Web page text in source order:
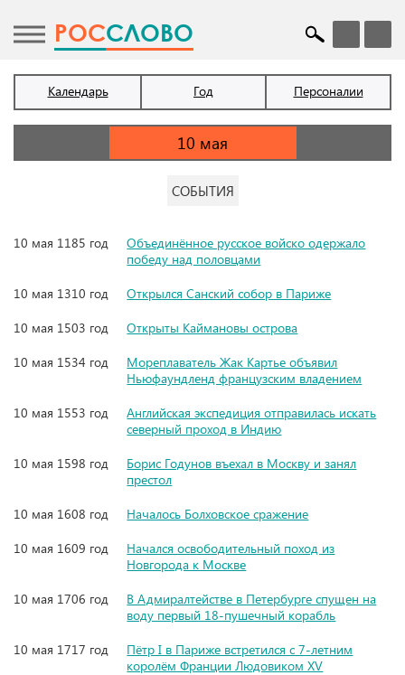
POCСЛОВО
Календарь Год Персоналии
СОБЫТИЯ
10 мая 1185 год
Объединённое русское войско одержало
победу над половцами
10 мая 1310 год
Открылся Санский собор в Париже
10 мая 1503 год
Открыты Каймановы острова
10 мая 1534 год
Мореплаватель Жак Картье объявил
Ньюфаундленд французским владением
10 мая 1553 год
Английская экспедиция отправилась искать
северный проход в Индию
10 мая 1598 год
Борис Годунов въехал в Москву и занял
престол
10 мая 1608 год
Началось Болховское сражение
10 мая 1609 год
Начался освободительный поход из
Новгорода к Москве
10 мая 1706 год
В Адмиралтействе в Петербурге спущен на
воду первый 18-пушечный корабль
10 мая 1717 год
Пётр I в Париже встретился с 7-летним
королём Франции Людовиком XV